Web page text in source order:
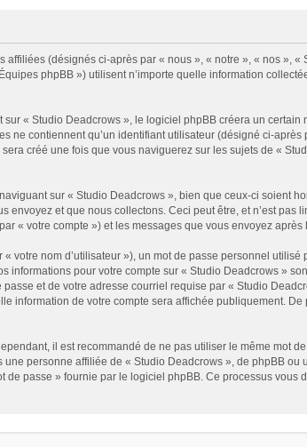
(désignés ci-après par « nous », « notre », « nos »,
phpBB ») utilisent n’importe quelle information
« Studio Deadcrows », le logiciel phpBB créera un
ne contiennent qu’un identifiant utilisateur (désigné ci-
créé une fois que vous naviguerez sur les sujets de «
sur « Studio Deadcrows », bien que ceux-ci soient
et que nous collectons. Ceci peut être, et n’est
« votre compte ») et les messages que vous envoyez
votre nom d’utilisateur »), un mot de passe personnel
pour votre compte sur « Studio Deadcrows »
et de votre adresse courriel requise par « Studio
information de votre compte sera affichée publiquement.
il est recommandé de ne pas utiliser le même mot
personne affiliée de « Studio Deadcrows », de phpBB
passe » fournie par le logiciel phpBB. Ce processus